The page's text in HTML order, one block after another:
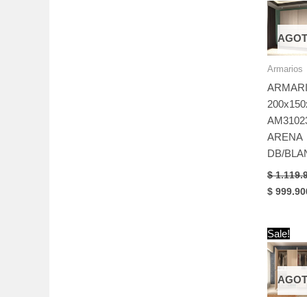
Armarios
ARENA
DB/
$
Original
$
Sale!